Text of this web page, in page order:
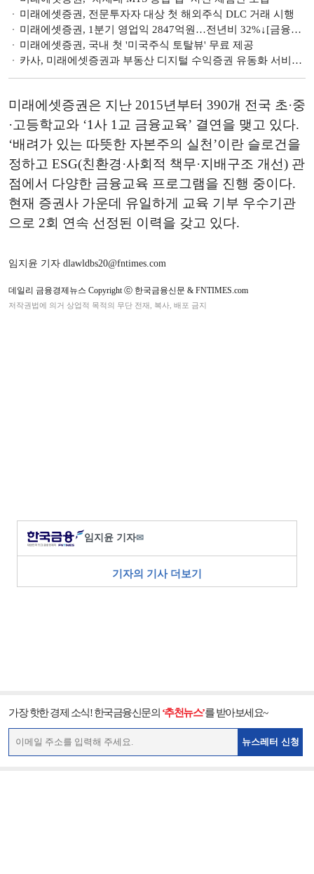
미래에셋증권, 전문투자자 대상 첫 해외주식 DLC 거래 시행
미래에셋증권, 1분기 영업익 2847억원…전년비 32%↓[금융사 2022 1분기 실적]
미래에셋증권, 국내 첫 '미국주식 토탈뷰' 무료 제공
카사, 미래에셋증권과 부동산 디지털 수익증권 유동화 서비스 개발 협력
미래에셋증권은 지난 2015년부터 390개 전국 초·중
·고등학교와 ‘1사 1교 금융교육’ 결연을 맺고 있다.
‘배려가 있는 따뜻한 자본주의 실천’이란 슬로건을
정하고 ESG(친환경·사회적 책무·지배구조 개선) 관
점에서 다양한 금융교육 프로그램을 진행 중이다.
현재 증권사 가운데 유일하게 교육 기부 우수기관
으로 2회 연속 선정된 이력을 갖고 있다.
임지윤 기자 dlawldbs20@fntimes.com
데일리 금융경제뉴스 Copyright ⓒ 한국금융신문 & FNTIMES.com
저작권법에 의거 상업적 목적의 무단 전재, 복사, 배포 금지
임지윤 기자✉
기자의 기사 더보기
가장 핫한 경제 소식! 한국금융신문의 ‘추천뉴스’를 받아보세요~
뉴스레터 신청